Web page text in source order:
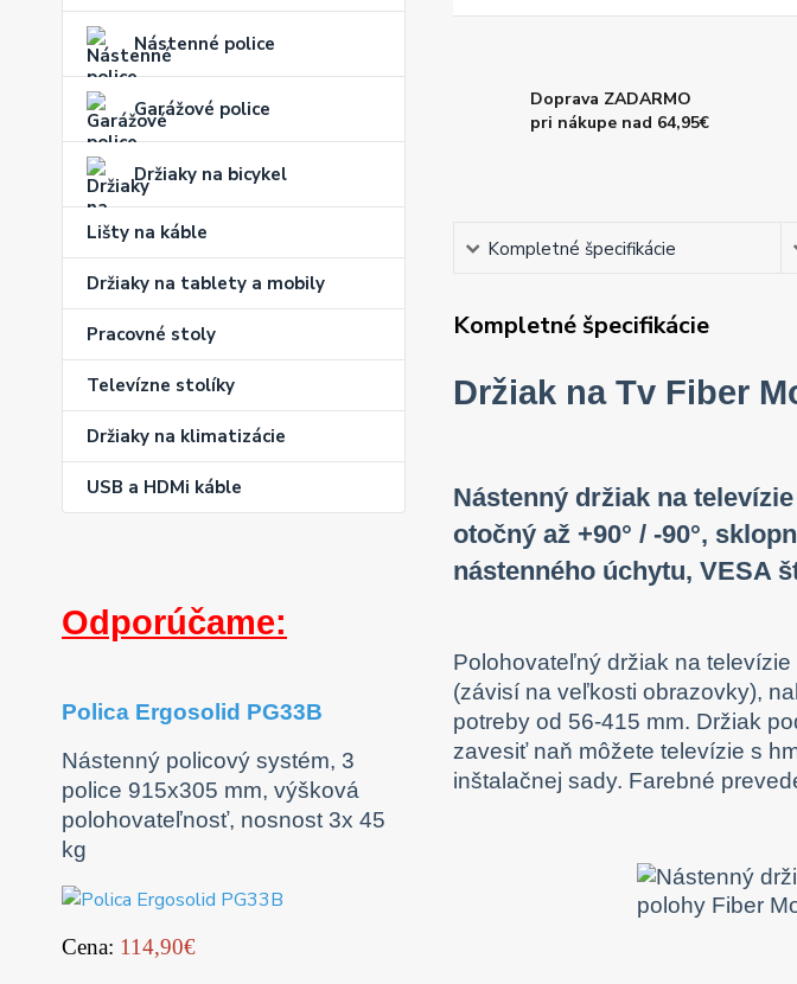
Nástenné police
Garážové police
Držiaky na bicykel
Lišty na káble
Držiaky na tablety a mobily
Pracovné stoly
Televízne stolíky
Držiaky na klimatizácie
USB a HDMi káble
Odporúčame:
Polica Ergosolid PG33B
Nástenný policový systém, 3
police 915x305 mm, výšková
polohovateľnosť, nosnost 3x 45
kg
Cena: 114,90€
Doprava ZADARMO
pri nákupe nad 64,95€
Kompletné špecifikácie
Kompletné špecifikácie
Držiak na Tv Fiber
Nástenný držiak na
otočný až +90° / -90°,
nástenného úchytu, VESA
Polohovateľný držiak na
(závisí na veľkosti obrazovky),
potreby od 56-415 mm. Držiak
zavesiť naň môžete televízie s
inštalačnej sady. Farebné